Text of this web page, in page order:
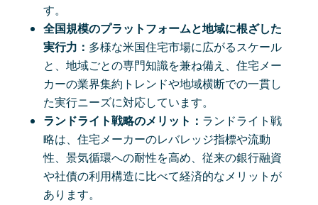
す。
全国規模のプラットフォームと地域に根ざした
実行力： 多様な米国住宅市場に広がるスケール
と、地域ごとの専門知識を兼ね備え、住宅メー
カーの業界集約トレンドや地域横断での一貫し
た実行ニーズに対応しています。
ランドライト戦略のメリット： ランドライト戦
略は、住宅メーカーのレバレッジ指標や流動
性、景気循環への耐性を高め、従来の銀行融資
や社債の利用構造に比べて経済的なメリットが
あります。